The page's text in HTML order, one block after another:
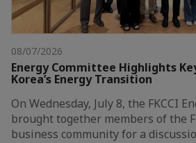
08/07/2026
Energy Committee Highlights
Korea’s Energy Transition
On Wednesday, July 8, the FKCCI
brought together members of the
business community for a